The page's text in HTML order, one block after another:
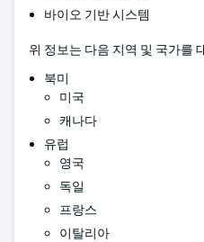
바이오 기반 시스템
위 정보는 다음 지역 및 국가를
북미
미국
캐나다
유럽
영국
독일
프랑스
이탈리아